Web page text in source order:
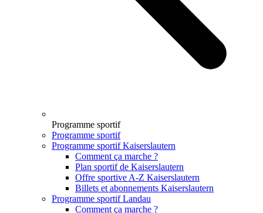
Programme sportif
Programme sportif
Programme sportif Kaiserslautern
Comment ça marche ?
Plan sportif de Kaiserslautern
Offre sportive A-Z Kaiserslautern
Billets et abonnements Kaiserslautern
Programme sportif Landau
Comment ça marche ?